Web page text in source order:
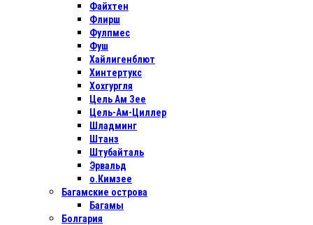
Файхтен
Флирш
Фулпмес
Фуш
Хайлигенблют
Хинтертукс
Хохгургля
Цель Ам Зее
Цель-Ам-Циллер
Шладминг
Штанз
Штубайталь
Эрвальд
о.Кимзее
Багамские острова
Багамы
Болгария